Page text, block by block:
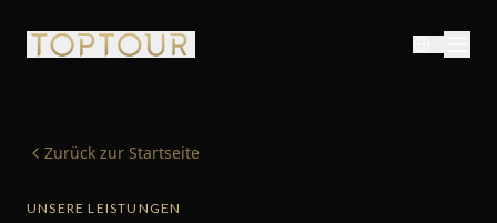
Zurück zur Startseite
UNSERE LEISTUNGEN